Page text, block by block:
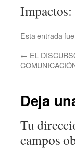
Esta entrada
← EL
Deja
Tu
campos